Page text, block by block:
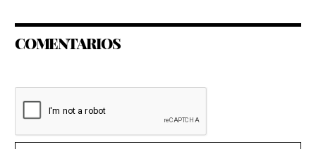
COMENTARIOS